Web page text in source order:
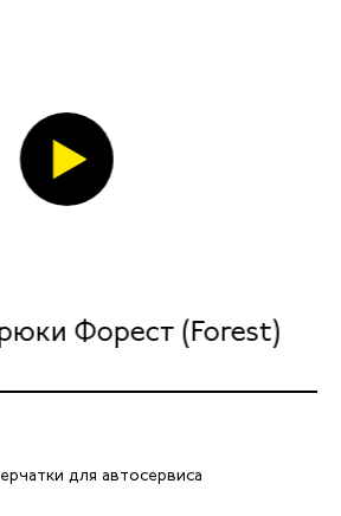
Форест (Forest)
для автосервиса